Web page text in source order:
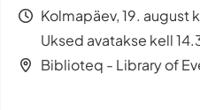
Kolmapäev, 19. august
Uksed avatakse kell
Biblioteq - Library of